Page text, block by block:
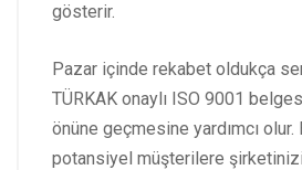
gösterir.
Pazar içinde rekabet oldukça
TÜRKAK onaylı ISO 9001
önüne geçmesine yardımcı
potansiyel müşterilere